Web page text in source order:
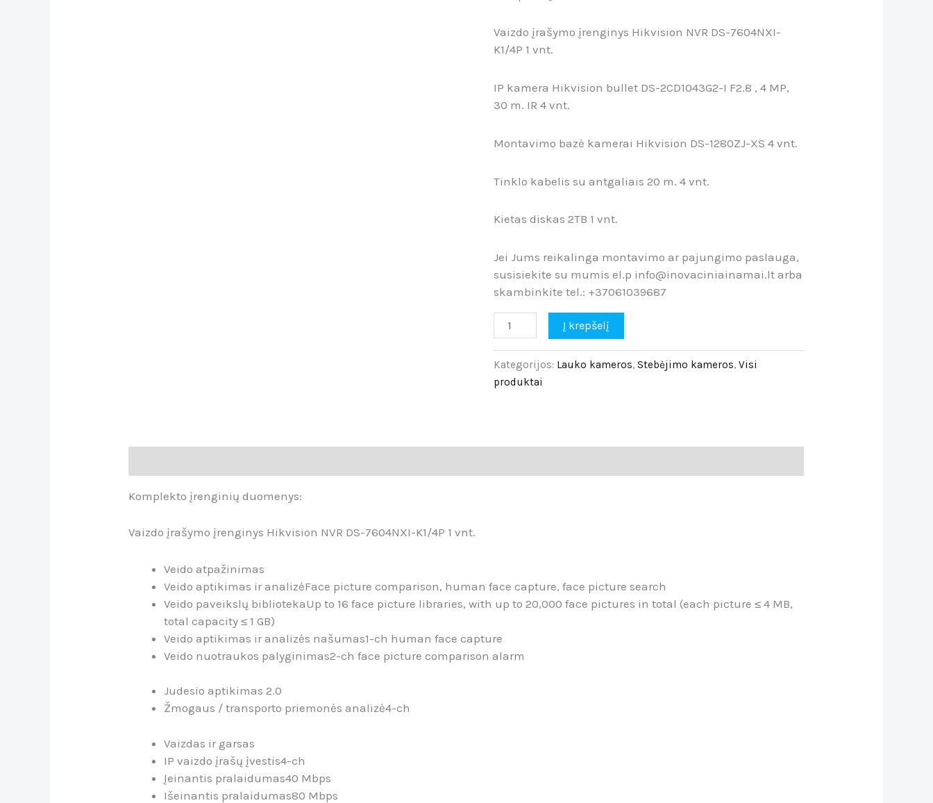
Vaizdo įrašymo įrenginys Hikvision NVR DS-7604NXI-
K1/4P 1 vnt.
IP kamera Hikvision bullet DS-2CD1043G2-I F2.8 , 4 MP,
30 m. IR 4 vnt.
Montavimo bazė kamerai Hikvision DS-1280ZJ-XS 4 vnt.
Tinklo kabelis su antgaliais 20 m. 4 vnt.
Kietas diskas 2TB 1 vnt.
Jei Jums reikalinga montavimo ar pajungimo paslauga,
susisiekite su mumis el.p info@inovaciniainamai.lt arba
skambinkite tel.: +37061039687
Į krepšelį
Kategorijos: Lauko kameros, Stebėjimo kameros, Visi
produktai
Komplekto įrenginių duomenys:
Vaizdo įrašymo įrenginys Hikvision NVR DS-7604NXI-K1/4P 1 vnt.
Veido atpažinimas
Veido aptikimas ir analizėFace picture comparison, human face capture, face picture search
Veido paveikslų bibliotekaUp to 16 face picture libraries, with up to 20,000 face pictures in total (each picture ≤ 4 MB,
total capacity ≤ 1 GB)
Veido aptikimas ir analizės našumas1-ch human face capture
Veido nuotraukos palyginimas2-ch face picture comparison alarm
Judesio aptikimas 2.0
Žmogaus / transporto priemonės analizė4-ch
Vaizdas ir garsas
IP vaizdo įrašų įvestis4-ch
Įeinantis pralaidumas40 Mbps
Išeinantis pralaidumas80 Mbps